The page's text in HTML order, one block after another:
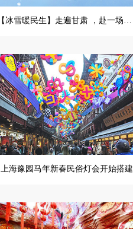
【冰雪暖民生】走遍甘肃 ，赴一场雪的邀约
上海豫园马年新春民俗灯会开始搭建